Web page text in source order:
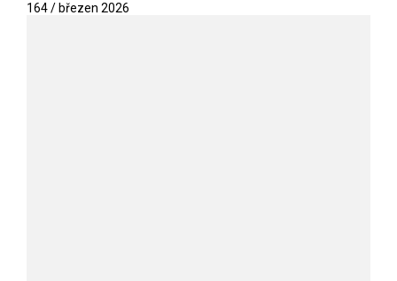
164 / březen 2026